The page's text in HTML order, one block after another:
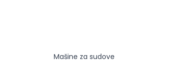
Mašine za sudove